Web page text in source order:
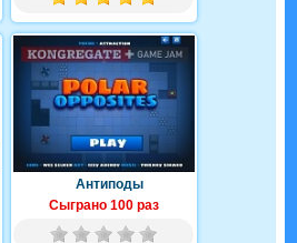
Антиподы
Сыграно 100 раз